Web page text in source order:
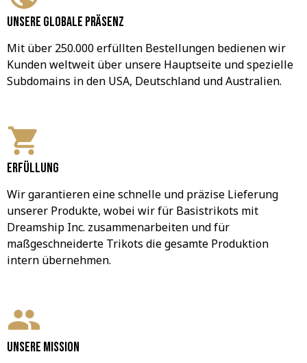
Unsere globale Präsenz
Mit über 250.000 erfüllten Bestellungen bedienen wir
Kunden weltweit über unsere Hauptseite und spezielle
Subdomains in den USA, Deutschland und Australien.
Erfüllung
Wir garantieren eine schnelle und präzise Lieferung
unserer Produkte, wobei wir für Basistrikots mit
Dreamship Inc. zusammenarbeiten und für
maßgeschneiderte Trikots die gesamte Produktion
intern übernehmen.
Unsere Mission